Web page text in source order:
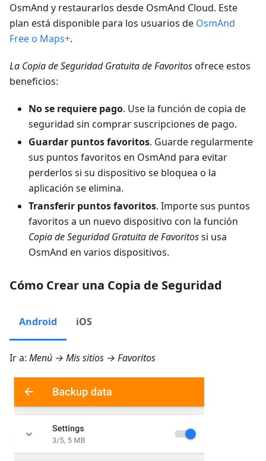
OsmAnd y restaurarlos desde OsmAnd Cloud. Este
plan está disponible para los usuarios de OsmAnd
Free o Maps+.
La Copia de Seguridad Gratuita de Favoritosofrece estos
beneficios:
No se requiere pago. Use la función de copia de
seguridad sin comprar suscripciones de pago.
Guardar puntos favoritos. Guarde regularmente
sus puntos favoritos en OsmAnd para evitar
perderlos si su dispositivo se bloquea o la
aplicación se elimina.
Transferir puntos favoritos. Importe sus puntos
favoritos a un nuevo dispositivo con la función
Copia de Seguridad Gratuita de Favoritossi usa
OsmAnd en varios dispositivos.
Cómo Crear una Copia de Seguridad
Android iOS
Ir a: Menú → Mis sitios → Favoritos